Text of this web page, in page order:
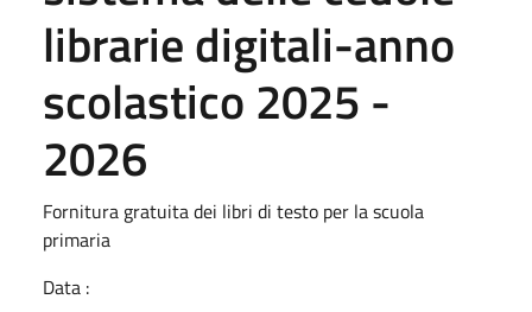
librarie digitali-anno
scolastico 2025 -
2026
Fornitura gratuita dei libri di testo per la scuola
primaria
Data :